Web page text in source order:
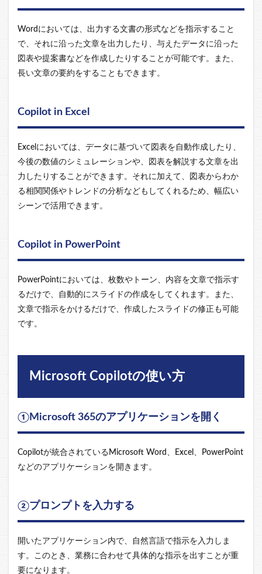
Wordにおいては、出力する文書の形式などを指示すること
で、それに沿った文章を出力したり、与えたデータに沿った
図表や提案書などを作成したりすることが可能です。また、
長い文章の要約をすることもできます。
Copilot in Excel
Excelにおいては、データに基づいて図表を自動作成したり、
今後の数値のシミュレーションや、図表を解説する文章を出
力したりすることができます。それに加えて、図表からわか
る相関関係やトレンドの分析などもしてくれるため、幅広い
シーンで活用できます。
Copilot in PowerPoint
PowerPointにおいては、枚数やトーン、内容を文章で指示す
るだけで、自動的にスライドの作成をしてくれます。また、
文章で指示をかけるだけで、作成したスライドの修正も可能
です。
Microsoft Copilotの使い方
①Microsoft 365のアプリケーションを開く
Copilotが統合されているMicrosoft Word、Excel、PowerPoint
などのアプリケーションを開きます。
②プロンプトを入力する
開いたアプリケーション内で、自然言語で指示を入力しま
す。このとき、業務に合わせて具体的な指示を出すことが重
要になります。